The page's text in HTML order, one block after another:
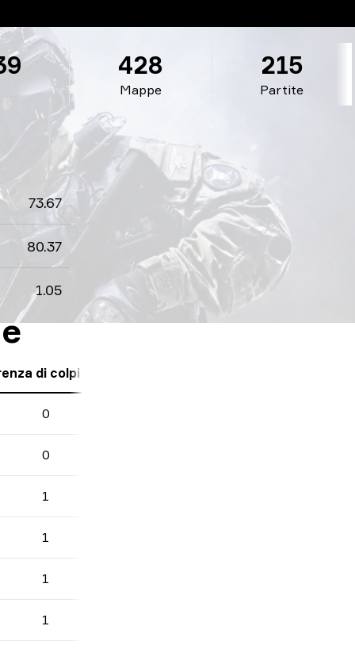
Mappe
428
Partite
215
73.67
80.37
1.05
di colpi mortali
0
0
1
1
1
1